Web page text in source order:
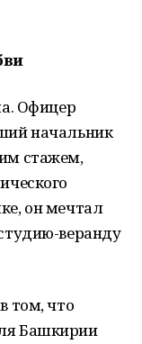
Офицер
начальник
стажем,
он мечтал
веранду
том, что
Башкирии